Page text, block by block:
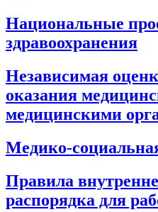
Национальные
здравоохранения
Независимая
оказания
медицинскими
Медико-
Правила
распорядка для